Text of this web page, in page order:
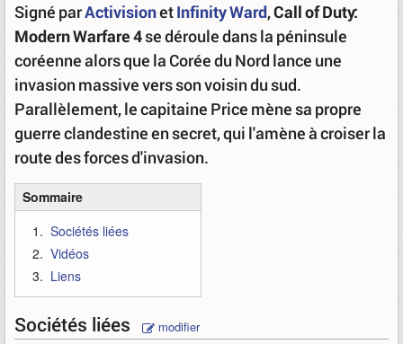
Signé parActivisionetInfinity Ward,Call of Duty:
Modern Warfare 4se déroule dans la péninsule
coréenne alors que la Corée du Nord lance une
invasion massive vers son voisin du sud.
Parallèlement, le capitaine Price mène sa propre
guerre clandestine en secret, qui l'amène à croiser la
route des forces d'invasion.
Sommaire
Sociétés liées
Vidéos
Liens
Sociétés liées modifier